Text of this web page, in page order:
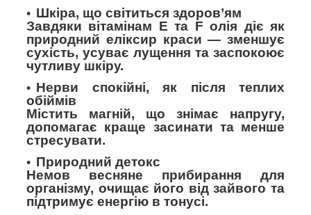
Шкіра, що світиться здоров’ям
Завдяки вітамінам E та F олія діє як
природний еліксир краси— зменшує
сухість, усуває лущення та заспокоює
чутливу шкіру.
Нерви спокійні, як після теплих
обіймів
Містить магній, що знімає напругу,
допомагає краще засинати та менше
стресувати.
Природний детокс
Немов весняне прибирання для
організму, очищає його від зайвого та
підтримує енергію в тонусі.